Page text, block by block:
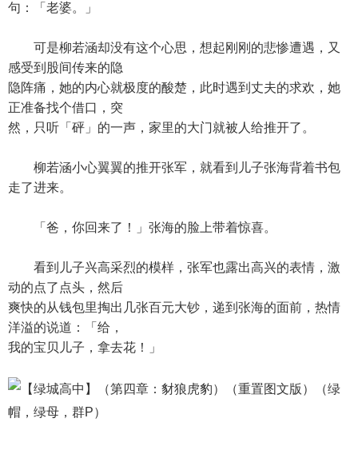
句：「老婆。」
可是柳若涵却没有这个心思，想起刚刚的悲惨遭遇，又
感受到股间传来的隐
隐阵痛，她的内心就极度的酸楚，此时遇到丈夫的求欢，她
正准备找个借口，突
然，只听「砰」的一声，家里的大门就被人给推开了。
柳若涵小心翼翼的推开张军，就看到儿子张海背着书包
走了进来。
「爸，你回来了！」张海的脸上带着惊喜。
看到儿子兴高采烈的模样，张军也露出高兴的表情，激
动的点了点头，然后
爽快的从钱包里掏出几张百元大钞，递到张海的面前，热情
洋溢的说道：「给，
我的宝贝儿子，拿去花！」